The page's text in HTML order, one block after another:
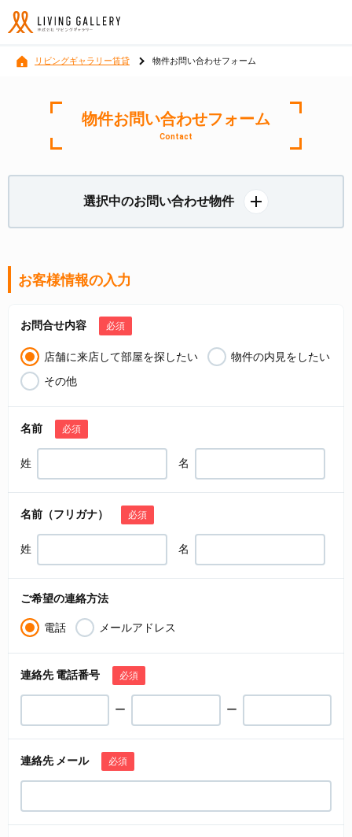
リビングギャラリー賃貸 物件お問い合わせフォーム
物件お問い合わせフォーム
Contact
選択中のお問い合わせ物件
お客様情報の入力
お問合せ内容 必須
店舗に来店して部屋を探したい
物件の内見をしたい
その他
名前 必須
姓 名
名前（フリガナ） 必須
姓 名
ご希望の連絡方法
電話 メールアドレス
連絡先 電話番号 必須
ー ー
連絡先 メール 必須